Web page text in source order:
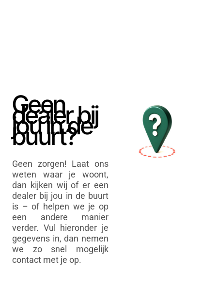
Geen
dealer bij
jou in de
buurt?
Geen zorgen! Laat ons
weten waar je woont,
dan kijken wij of er een
dealer bij jou in de buurt
is – of helpen we je op
een andere manier
verder. Vul hieronder je
gegevens in, dan nemen
we zo snel mogelijk
contact met je op.